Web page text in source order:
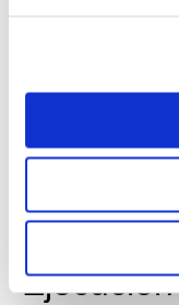
Ayuntamiento
Seguimiento de
Ejecución